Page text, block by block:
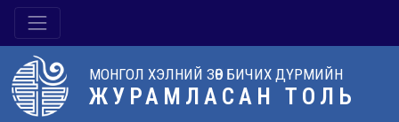
МОНГОЛ ХЭЛНИЙ ЗӨВ БИЧИХ ДҮРМИЙН
ЖУРАМЛАСАН ТОЛЬ